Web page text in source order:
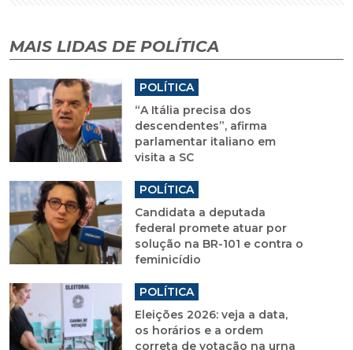
MAIS LIDAS DE POLÍTICA
POLÍTICA
“A Itália precisa dos
descendentes”, afirma
parlamentar italiano em
visita a SC
POLÍTICA
Candidata a deputada
federal promete atuar por
solução na BR-101 e contra o
feminicídio
POLÍTICA
Eleições 2026: veja a data,
os horários e a ordem
correta de votação na urna